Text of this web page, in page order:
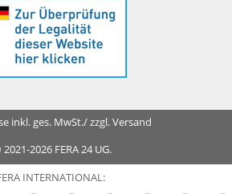
inkl. ges. MwSt./ zzgl. Versand
2026 FERA 24 UG.
INTERNATIONAL: